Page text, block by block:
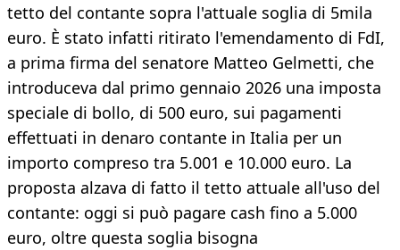
tetto del contante sopra l'attuale soglia di 5mila
euro. È stato infatti ritirato l'emendamento di FdI,
a prima firma del senatore Matteo Gelmetti, che
introduceva dal primo gennaio 2026 una imposta
speciale di bollo, di 500 euro, sui pagamenti
effettuati in denaro contante in Italia per un
importo compreso tra 5.001 e 10.000 euro. La
proposta alzava di fatto il tetto attuale all'uso del
contante: oggi si può pagare cash fino a 5.000
euro, oltre questa soglia bisogna